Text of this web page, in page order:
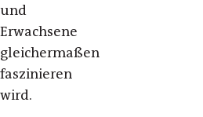
und
Erwachsene
gleichermaßen
faszinieren
wird.